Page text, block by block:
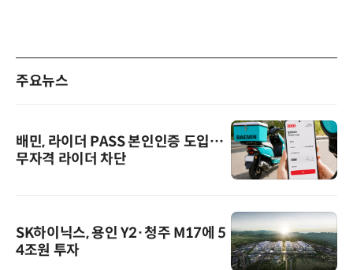
주요뉴스
배민, 라이더 PASS 본인인증 도입…
무자격 라이더 차단
SK하이닉스, 용인 Y2·청주 M17에 5
4조원 투자